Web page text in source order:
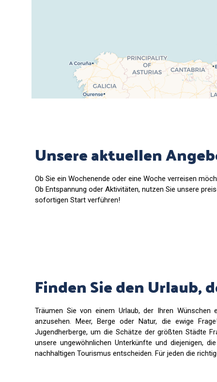
Unsere aktuellen
Ob Sie ein Wochenende oder eine Woche verreisen
Ob Entspannung oder Aktivitäten, nutzen Sie unsere
sofortigen Start verführen!
Finden Sie den
Träumen Sie von einem Urlaub, der Ihren
anzusehen. Meer, Berge oder Natur, die ewige
Jugendherberge, um die Schätze der größten Städte
unsere ungewöhnlichen Unterkünfte und diejenigen,
nachhaltigen Tourismus entscheiden. Für jeden die